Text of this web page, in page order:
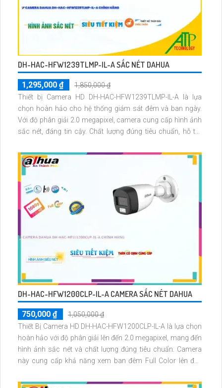
DH-HAC-HFW1239TLMP-IL-A SẮC NÉT DAHUA
1,295,000 ₫
1,850,000 ₫
Thiết bị Camera HD DH-HAC-HFW1239TLMP-IL-A là lựa
chọn hoàn hảo cho hệ thống giám sát đêm và ban ngày.
Với độ phân giải 2.0 megapixel, camera cung cấp hình ảnh
sắc nét, đáng tin cậy. Chất lượng đúng tiêu chuẩn, hỗ trợ
40m
DH-HAC-HFW1200CLP-IL-A CAMERA SẮC NÉT DAHUA
750,000 ₫
1,050,000 ₫
Thiết Bị Camera HD DH-HAC-HFW1200CLP-IL-A là lựa chọn
hoàn hảo với độ phân giải lên đến 2.0 megapixel, mang đến
hình ảnh sắc nét và chất lượng đúng tiêu chuẩn. Camera
này cung cấp khả năng xem ban đêm Full Color lên đến
tốn nhiều năng lượng. Với công nghệ AHD, CVI, TVI, BCS,